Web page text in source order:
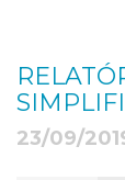
23/09/